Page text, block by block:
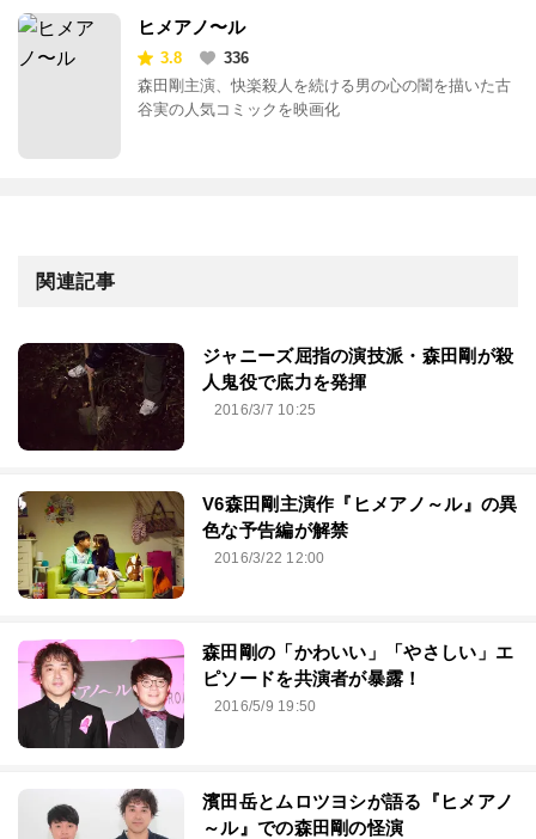
ヒメアノ〜ル
3.8
336
森田剛主演、快楽殺人を続ける男の心の闇を描いた古
谷実の人気コミックを映画化
関連記事
ジャニーズ屈指の演技派・森田剛が殺
人鬼役で底力を発揮
2016/3/7 10:25
V6森田剛主演作『ヒメアノ～ル』の異
色な予告編が解禁
2016/3/22 12:00
森田剛の「かわいい」「やさしい」エ
ピソードを共演者が暴露！
2016/5/9 19:50
濱田岳とムロツヨシが語る『ヒメアノ
～ル』での森田剛の怪演